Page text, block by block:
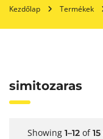
Kezdőlap Termékek
simitozaras
Showing 1–12 of15